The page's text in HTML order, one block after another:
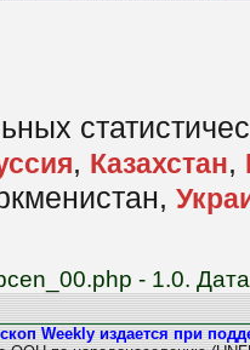
, Казахстан,
- 1.0.
Weekly издается при